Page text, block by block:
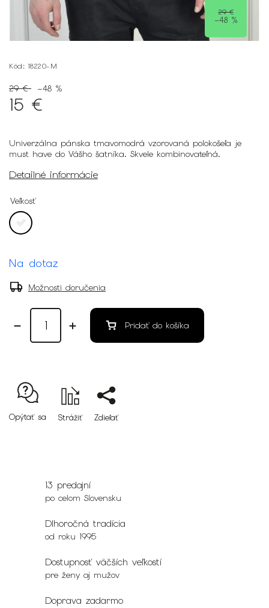
29 €
–48 %
Kód: 18220-M
29 € –48 %
15 €
Univerzálna pánska tmavomodrá vzorovaná polokošeľa je
must have do Vášho šatníka. Skvele kombinovateľná.
Detailné informácie
Veľkosť
Na dotaz
Možnosti doručenia
Pridať do košíka
Opýtať sa Strážiť Zdieľať
13 predajní
po celom Slovensku
Dlhoročná tradícia
od roku 1995
Dostupnosť väčších veľkostí
pre ženy aj mužov
Doprava zadarmo